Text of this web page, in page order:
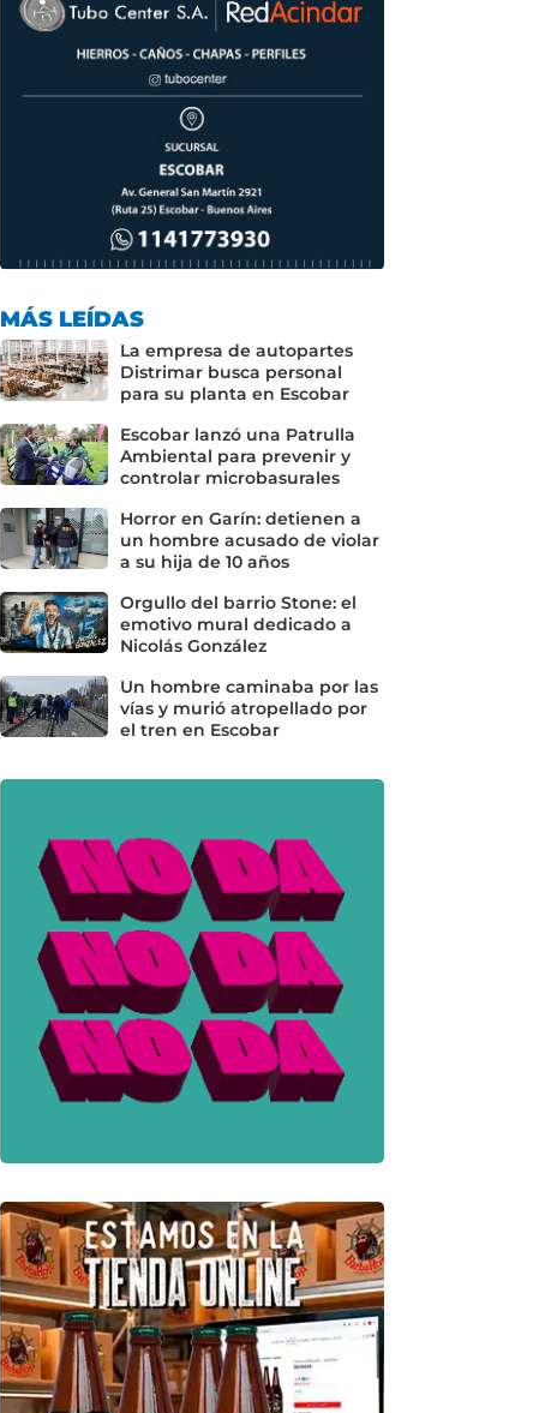
MÁS LEÍDAS
La empresa de autopartes
Distrimar busca personal
para su planta en Escobar
Escobar lanzó una Patrulla
Ambiental para prevenir y
controlar microbasurales
Horror en Garín: detienen a
un hombre acusado de violar
a su hija de 10 años
Orgullo del barrio Stone: el
emotivo mural dedicado a
Nicolás González
Un hombre caminaba por las
vías y murió atropellado por
el tren en Escobar